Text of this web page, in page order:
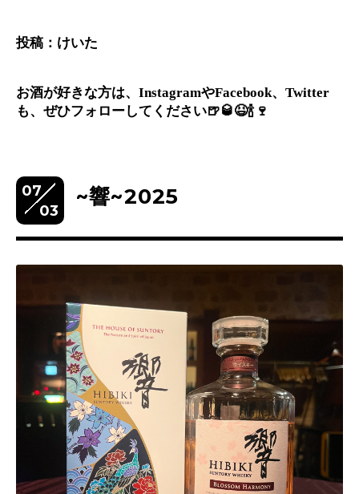
投稿：けいた
お酒が好きな方は、InstagramやFacebook、Twitter
も、ぜひフォローしてください🍺🥃😆🍾🍷
07
03
~響~2025